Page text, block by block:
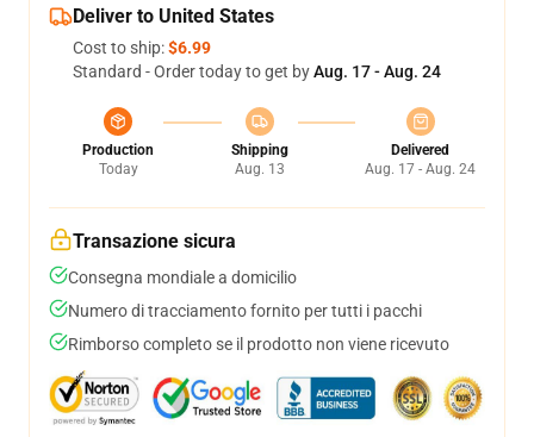
Deliver to United States
Cost to ship:$6.99
Standard - Order today to get byAug. 17 - Aug. 24
Production
Today
Shipping
Aug. 13
Delivered
Aug. 17 - Aug. 24
Transazione sicura
Consegna mondiale a domicilio
Numero di tracciamento fornito per tutti i pacchi
Rimborso completo se il prodotto non viene ricevuto